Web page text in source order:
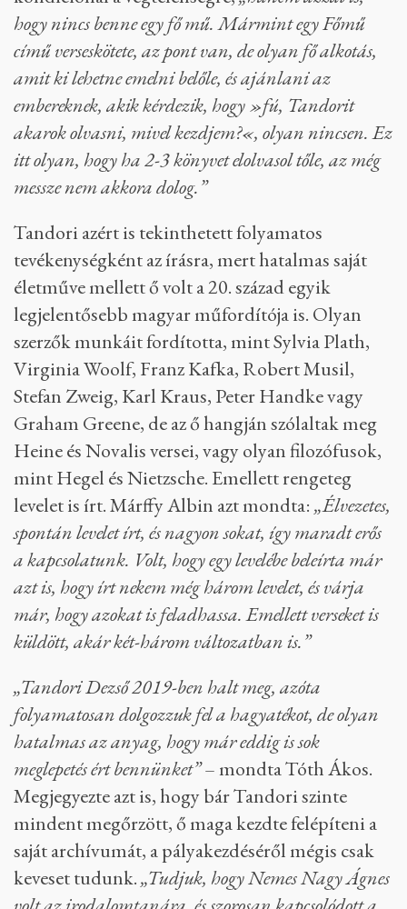
Tandori emiatt inkább a korabeli folyóirat-
kultúra szabályaihoz passzolt, és Tóth szerint azt
be is lakta, főleg azzal összevetve, hogy a
művészetének hagyományos értelemben vett
kötetekbe rendezésével néha mennyire nehezen
boldogult. Erre utalt Pándi Balázs is, amikor
arról beszélt, neki azért tetszik Tandori, mert
életműve nemcsak hatalmas méretével
kondicionál a végtelenségre,
„hanem azzal is,
hogy nincs benne egy fő mű. Mármint egy Főmű
című verseskötete, az pont van, de olyan fő alkotás,
amit ki lehetne emelni belőle, és ajánlani az
embereknek, akik kérdezik, hogy »fú, Tandorit
akarok olvasni, mivel kezdjem?«, olyan nincsen. Ez
itt olyan, hogy ha 2-3 könyvet elolvasol tőle, az még
messze nem akkora dolog.”
Tandori azért is tekinthetett folyamatos
tevékenységként az írásra, mert hatalmas saját
életműve mellett ő volt a 20. század egyik
legjelentősebb magyar műfordítója is. Olyan
szerzők munkáit fordította, mint Sylvia Plath,
Virginia Woolf, Franz Kafka, Robert Musil,
Stefan Zweig, Karl Kraus, Peter Handke vagy
Graham Greene, de az ő hangján szólaltak meg
Heine és Novalis versei, vagy olyan filozófusok,
mint Hegel és Nietzsche. Emellett rengeteg
levelet is írt. Márffy Albin azt mondta: „Élvezetes,
spontán levelet írt, és nagyon sokat, így maradt erős
a kapcsolatunk. Volt, hogy egy levelébe beleírta már
azt is, hogy írt nekem még három levelet, és várja
már, hogy azokat is feladhassa. Emellett verseket is
küldött, akár két-három változatban is.”